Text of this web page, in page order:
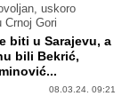
uskoro
Crnoj Gori
biti u Sarajevu, a
bili Bekrić,
08.03.24. 09:21